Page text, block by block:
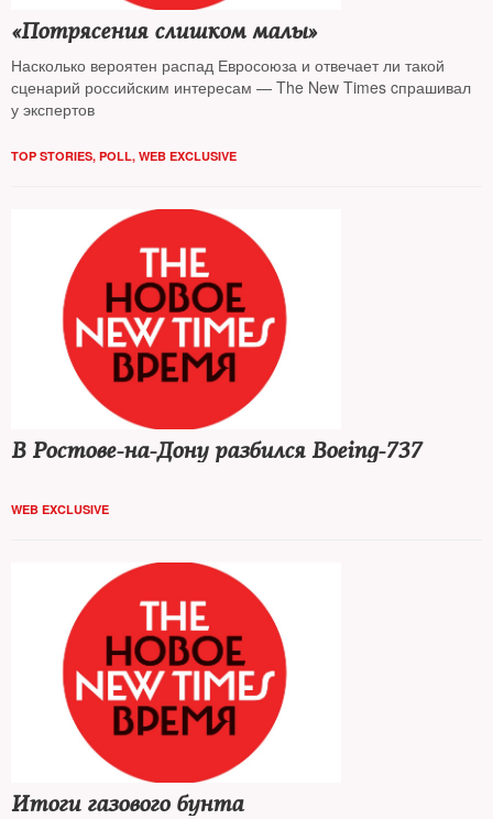
«Потрясения слишком малы»
Насколько вероятен распад Евросоюза и отвечает ли такой
сценарий российским интересам — The New Times cпрашивал
у экспертов
TOP STORIES, POLL, WEB EXCLUSIVE
В Ростове-на-Дону разбился Boeing-737
WEB EXCLUSIVE
Итоги газового бунта